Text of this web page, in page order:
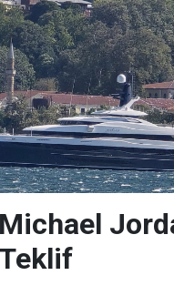
Michael
Teklif